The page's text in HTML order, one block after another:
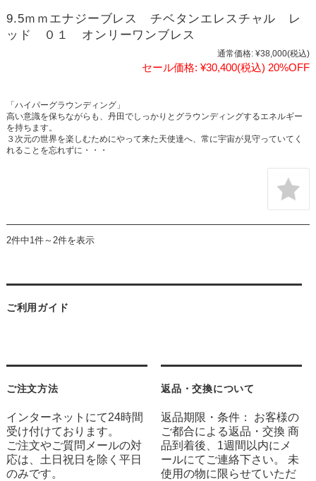
9.5ｍｍエナジーブレス チベタンエレスチャル レ
ッド ０１ オンリーワンブレス
通常価格: ¥38,000(税込)
セール価格: ¥30,400(税込) 20%OFF
「ハイパーグラウンディング」
高い意識を保ちながらも、丹田でしっかりとグラウンディングするエネルギー
を持ちます。
３次元の世界を楽しむためにやって来た天使達へ、常に宇宙が見守っていてく
れることを忘れずに・・・
2件中1件～2件を表示
ご利用ガイド
ご注文方法
インターネットにて24時間
受け付けております。
ご注文やご質問メールの対
応は、土日祝日を除く平日
のみです。
返品・交換について
返品期限・条件： お客様の
ご都合による返品・交換 商
品到着後、1週間以内にメ
ールにてご連絡下さい。 未
使用の物に限らせていただ